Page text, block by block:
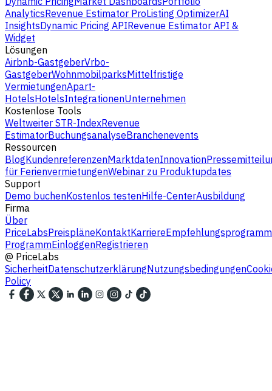
AnalyticsRevenue Estimator ProListing OptimizerAI
InsightsDynamic Pricing APIRevenue Estimator API &
Widget
Lösungen
Airbnb-GastgeberVrbo-
GastgeberWohnmobilparksMittelfristige
VermietungenApart-
HotelsHotelsIntegrationenUnternehmen
Kostenlose Tools
Weltweiter STR-IndexRevenue
EstimatorBuchungsanalyseBranchenevents
Ressourcen
BlogKundenreferenzenMarktdatenInnovation
für FerienvermietungenWebinar zu Produktupdates
Support
Demo buchenKostenlos testenHilfe-CenterAusbildung
Firma
Über
PriceLabsPreispläneKontaktKarriereEmpfehlungsprogramm
ProgrammEinloggenRegistrieren
@ PriceLabs
SicherheitDatenschutzerklärungNutzungsbedingungen
Policy